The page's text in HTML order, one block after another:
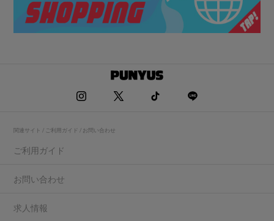
関連サイト / ご利用ガイド / お問い合わせ
ご利用ガイド
お問い合わせ
求人情報